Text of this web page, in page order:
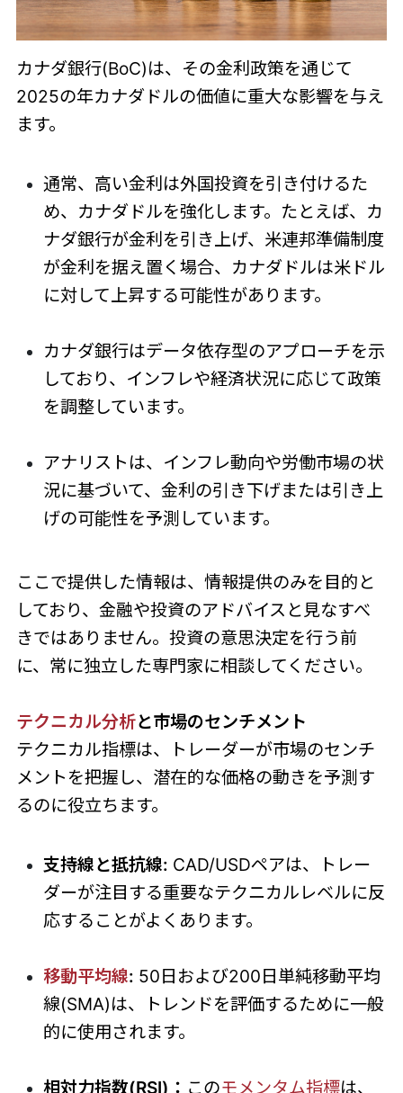
カナダ銀行(BoC)は、その金利政策を通じて
2025の年カナダドルの価値に重大な影響を与え
ます。
通常、高い金利は外国投資を引き付けるた
め、カナダドルを強化します。たとえば、カ
ナダ銀行が金利を引き上げ、米連邦準備制度
が金利を据え置く場合、カナダドルは米ドル
に対して上昇する可能性があります。
カナダ銀行はデータ依存型のアプローチを示
しており、インフレや経済状況に応じて政策
を調整しています。
アナリストは、インフレ動向や労働市場の状
況に基づいて、金利の引き下げまたは引き上
げの可能性を予測しています。
ここで提供した情報は、情報提供のみを目的と
しており、金融や投資のアドバイスと見なすべ
きではありません。投資の意思決定を行う前
に、常に独立した専門家に相談してください。
テクニカル分析と市場のセンチメント
テクニカル指標は、トレーダーが市場のセンチ
メントを把握し、潜在的な価格の動きを予測す
るのに役立ちます。
支持線と抵抗線: CAD/USDペアは、トレー
ダーが注目する重要なテクニカルレベルに反
応することがよくあります。
移動平均線: 50日および200日単純移動平均
線(SMA)は、トレンドを評価するために一般
的に使用されます。
相対力指数(RSI)： このモメンタム指標は、